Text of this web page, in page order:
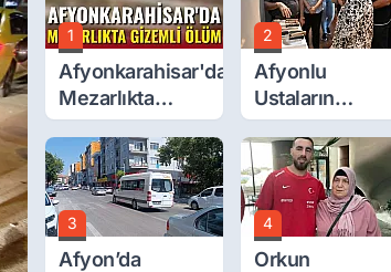
1
Afyonkarahisar'da
Mezarlıkta
Gizemli Ölüm
2
Afyonlu
Ustaların
Eserleri
Görücüye Çıktı
3
Afyon’da
4
Orkun